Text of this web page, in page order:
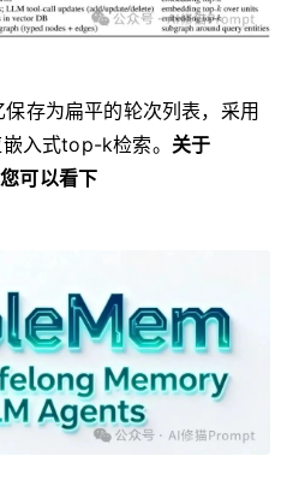
保存为扁平的轮次列表，采用
入式top-k检索。 关于
可以看下